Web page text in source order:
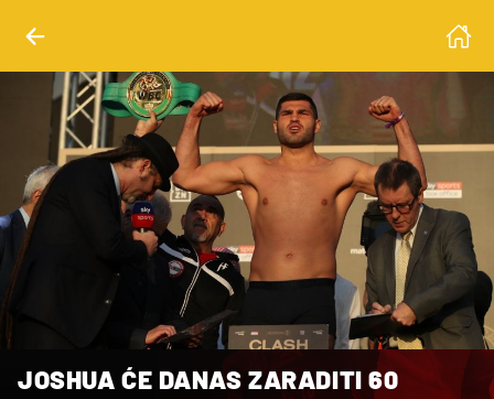
JOSHUA ĆE DANAS ZARADITI 60